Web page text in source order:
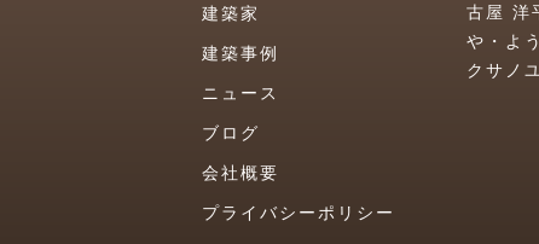
建築家
建築事例
ニュース
ブログ
会社概要
プライバシーポリシー
古屋 洋
や・よ
クサノ